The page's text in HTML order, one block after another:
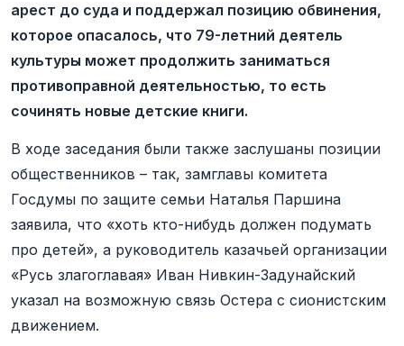
арест до суда и поддержал позицию обвинения,
которое опасалось, что 79-летний деятель
культуры может продолжить заниматься
противоправной деятельностью, то есть
сочинять новые детские книги.
В ходе заседания были также заслушаны позиции
общественников – так, замглавы комитета
Госдумы по защите семьи Наталья Паршина
заявила, что «хоть кто-нибудь должен подумать
про детей», а руководитель казачьей организации
«Русь злагоглавая» Иван Нивкин-Задунайский
указал на возможную связь Остера с сионистским
движением.